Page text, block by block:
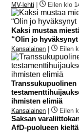
MV-lehti Eilen klo
Kaksi mustaa
“Olin jo
Kansalainen Eilen
ihmisten elimiä
Kansalainen Eilen
Saksan
AfD-puolueen